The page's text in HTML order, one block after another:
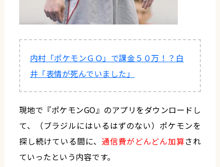
内村「ポケモンＧＯ」で課金５０万！？白
井「表情が死んでいました」
現地で『ポケモンGO』のアプリをダウンロードし
て、（ブラジルにはいるはずのない）ポケモンを
探し続けている間に、通信費がどんどん加算され
ていったという内容です。